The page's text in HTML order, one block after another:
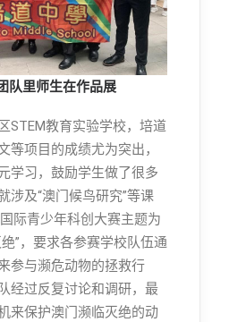
队里师生在作品展
STEM教育实验学校，培道
等项目的成绩尤为突出，
学习，鼓励学生做了很多
涉及“澳门候鸟研究”等课
际青少年科创大赛主题为
”，要求各参赛学校队伍通
参与濒危动物的拯救行
经过反复讨论和调研，最
来保护澳门濒临灭绝的动